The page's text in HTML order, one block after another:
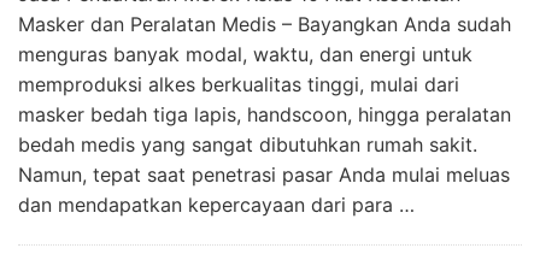
Masker dan Peralatan Medis – Bayangkan Anda sudah
menguras banyak modal, waktu, dan energi untuk
memproduksi alkes berkualitas tinggi, mulai dari
masker bedah tiga lapis, handscoon, hingga peralatan
bedah medis yang sangat dibutuhkan rumah sakit.
Namun, tepat saat penetrasi pasar Anda mulai meluas
dan mendapatkan kepercayaan dari para …